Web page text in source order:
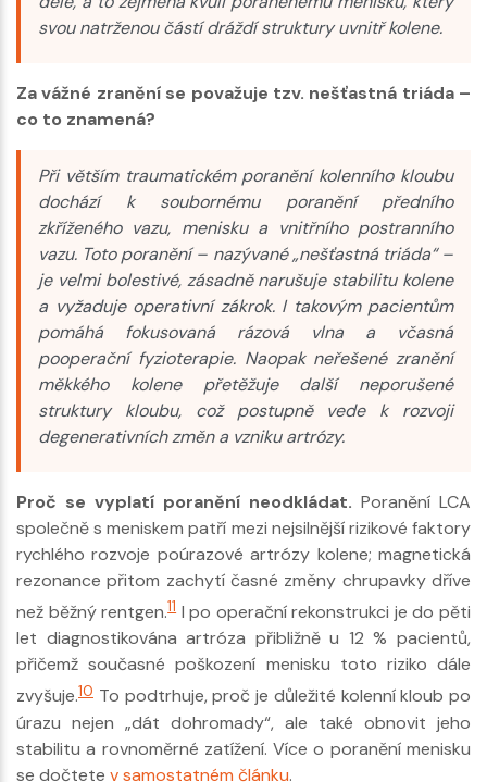
svou natrženou částí dráždí struktury uvnitř kolene.
Za vážné zranění se považuje tzv. nešťastná triáda –
co to znamená?
Při větším traumatickém poranění kolenního kloubu
dochází k soubornému poranění předního
zkříženého vazu, menisku a vnitřního postranního
vazu. Toto poranění – nazývané „nešťastná triáda“ –
je velmi bolestivé, zásadně narušuje stabilitu kolene
a vyžaduje operativní zákrok. I takovým pacientům
pomáhá fokusovaná rázová vlna a včasná
pooperační fyzioterapie. Naopak neřešené zranění
měkkého kolene přetěžuje další neporušené
struktury kloubu, což postupně vede k rozvoji
degenerativních změn a vzniku artrózy.
Proč se vyplatí poranění neodkládat. Poranění LCA
společně s meniskem patří mezi nejsilnější rizikové faktory
rychlého rozvoje poúrazové artrózy kolene; magnetická
rezonance přitom zachytí časné změny chrupavky dříve
než běžný rentgen.11I po operační rekonstrukci je do pěti
let diagnostikována artróza přibližně u 12 % pacientů,
přičemž současné poškození menisku toto riziko dále
zvyšuje.10 To podtrhuje, proč je důležité kolenní kloub po
úrazu nejen „dát dohromady“, ale také obnovit jeho
stabilitu a rovnoměrné zatížení. Více o poranění menisku
se dočtete v samostatném článku.